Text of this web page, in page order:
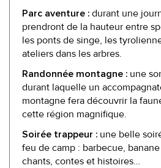
Parc aventure : durant une
prendront de la hauteur entre
les ponts de singe, les
ateliers dans les arbres.
Randonnée montagne : une
durant laquelle un
montagne fera découvrir la
cette région magnifique.
Soirée trappeur : une belle
feu de camp : barbecue,
chants, contes et histoires…